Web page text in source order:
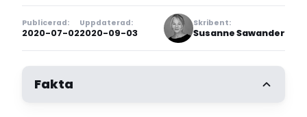
Publicerad:
2020-07-02
Uppdaterad:
2020-09-03
Skribent:
Susanne Sawander
Fakta